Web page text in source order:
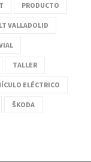
PRODUCTO
VALLADOLID
TALLER
ELÉCTRICO
ŠKODA